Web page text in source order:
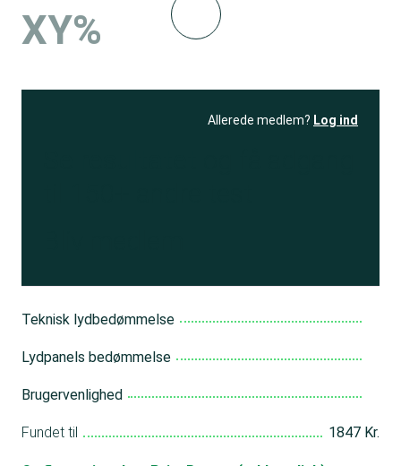
XY%
Allerede medlem? Log ind
Teknisk lydbedømmelse
Lydpanels bedømmelse
Brugervenlighed
Fundet til 1847 Kr.